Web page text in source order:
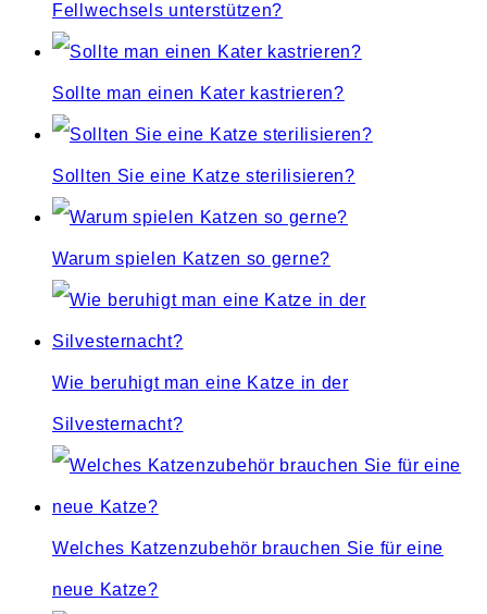
Fellwechsels unterstützen?
Sollte man einen Kater kastrieren?
Sollten Sie eine Katze sterilisieren?
Warum spielen Katzen so gerne?
Wie beruhigt man eine Katze in der
Silvesternacht?
Welches Katzenzubehör brauchen Sie für eine
neue Katze?